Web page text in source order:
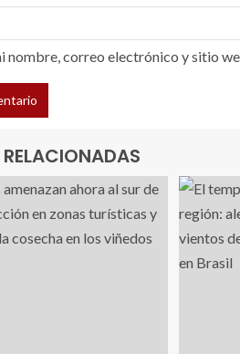
nombre, correo electrónico y sitio